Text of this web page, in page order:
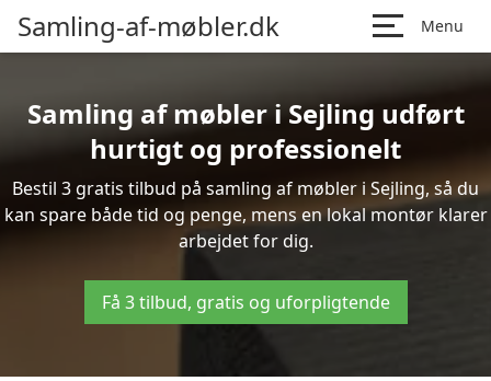
Samling-af-møbler.dk Menu
Samling af møbler i Sejling udført
hurtigt og professionelt
Bestil 3 gratis tilbud på samling af møbler i Sejling, så du
kan spare både tid og penge, mens en lokal montør klarer
arbejdet for dig.
Få 3 tilbud, gratis og uforpligtende